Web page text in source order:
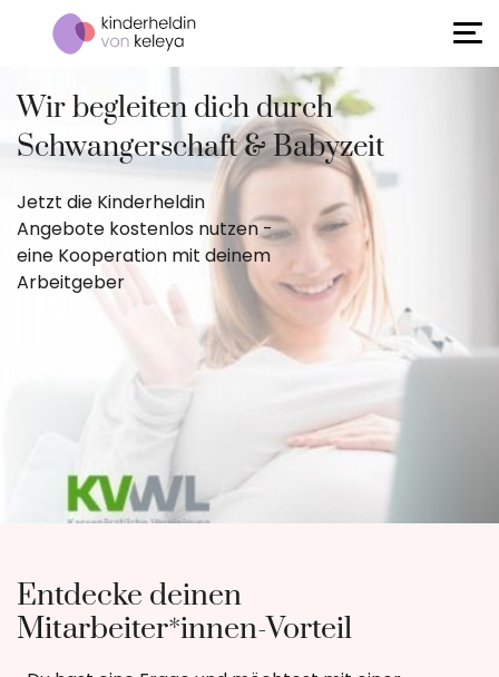
Wir begleiten dich durch
Schwangerschaft & Babyzeit
Jetzt die Kinderheldin
Angebote kostenlos nutzen -
eine Kooperation mit deinem
Arbeitgeber
Entdecke deinen
Mitarbeiter*innen-Vorteil